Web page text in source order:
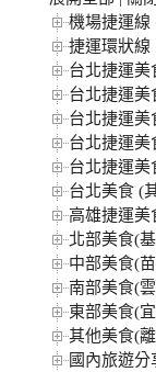
機場捷運線
捷運環狀線
台北捷運美
台北捷運美
台北捷運美
台北捷運美
台北捷運美
台北美食 (
高雄捷運美
北部美食(
中部美食(
南部美食(
東部美食(
其他美食(
國內旅遊分